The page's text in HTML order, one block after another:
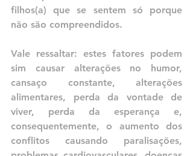
filhos(a) que se sentem só porque
não são compreendidos.
Vale ressaltar: estes fatores podem
sim causar alterações no humor,
cansaço constante, alterações
alimentares, perda da vontade de
viver, perda da esperança e,
consequentemente, o aumento dos
conflitos causando paralisações,